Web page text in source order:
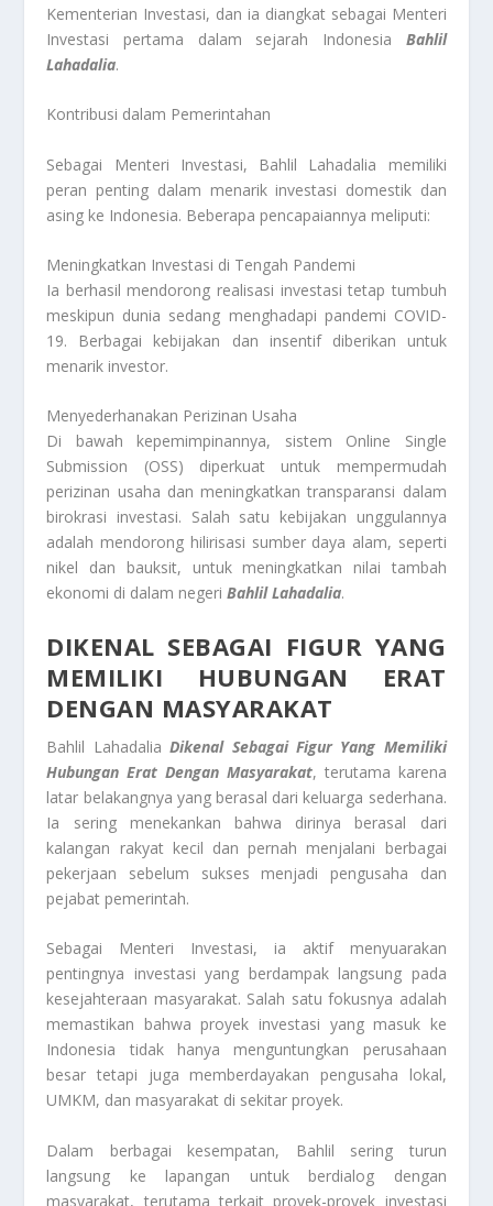
Kementerian Investasi, dan ia diangkat sebagai Menteri
Investasi pertama dalam sejarah Indonesia Bahlil
Lahadalia.
Kontribusi dalam Pemerintahan
Sebagai Menteri Investasi, Bahlil Lahadalia memiliki
peran penting dalam menarik investasi domestik dan
asing ke Indonesia. Beberapa pencapaiannya meliputi:
Meningkatkan Investasi di Tengah Pandemi
Ia berhasil mendorong realisasi investasi tetap tumbuh
meskipun dunia sedang menghadapi pandemi COVID-
19. Berbagai kebijakan dan insentif diberikan untuk
menarik investor.
Menyederhanakan Perizinan Usaha
Di bawah kepemimpinannya, sistem Online Single
Submission (OSS) diperkuat untuk mempermudah
perizinan usaha dan meningkatkan transparansi dalam
birokrasi investasi. Salah satu kebijakan unggulannya
adalah mendorong hilirisasi sumber daya alam, seperti
nikel dan bauksit, untuk meningkatkan nilai tambah
ekonomi di dalam negeri Bahlil Lahadalia.
DIKENAL SEBAGAI FIGUR YANG
MEMILIKI HUBUNGAN ERAT
DENGAN MASYARAKAT
Bahlil LahadaliaDikenal Sebagai Figur Yang Memiliki
Hubungan Erat Dengan Masyarakat, terutama karena
latar belakangnya yang berasal dari keluarga sederhana.
Ia sering menekankan bahwa dirinya berasal dari
kalangan rakyat kecil dan pernah menjalani berbagai
pekerjaan sebelum sukses menjadi pengusaha dan
pejabat pemerintah.
Sebagai Menteri Investasi, ia aktif menyuarakan
pentingnya investasi yang berdampak langsung pada
kesejahteraan masyarakat. Salah satu fokusnya adalah
memastikan bahwa proyek investasi yang masuk ke
Indonesia tidak hanya menguntungkan perusahaan
besar tetapi juga memberdayakan pengusaha lokal,
UMKM, dan masyarakat di sekitar proyek.
Dalam berbagai kesempatan, Bahlil sering turun
langsung ke lapangan untuk berdialog dengan
masyarakat, terutama terkait proyek-proyek investasi